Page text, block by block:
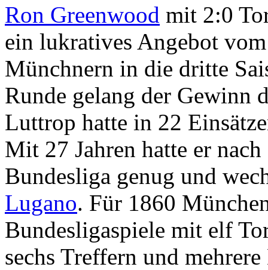
Ron Greenwood mit 2:0
ein lukratives Angebot
Münchnern in die dritte
Runde gelang der Gewinn
Luttrop hatte in 22
Mit 27 Jahren hatte er
Bundesliga genug und
Lugano. Für 1860
Bundesligaspiele mit elf
sechs Treffern und